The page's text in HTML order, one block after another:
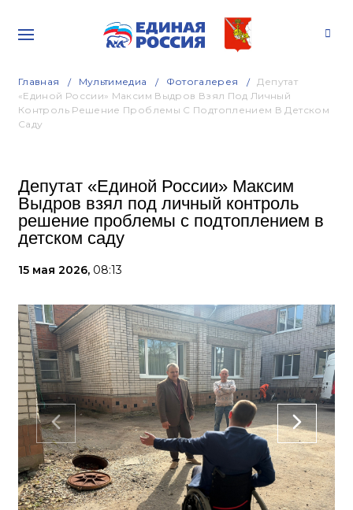
Главная Мультимедиа Фотогалерея
Депутат
«Единой России» Максим Выдров Взял Под Личный
Контроль Решение Проблемы С Подтоплением В Детском
Саду
Депутат «Единой России» Максим
Выдров взял под личный контроль
решение проблемы с подтоплением в
детском саду
15 мая 2026, 08:13